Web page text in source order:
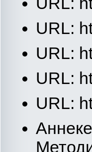
URL:
URL:
URL:
URL: